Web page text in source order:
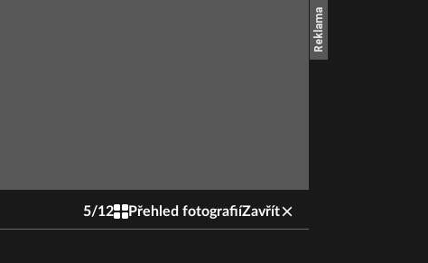
5/12 Přehled fotografiíZavřít